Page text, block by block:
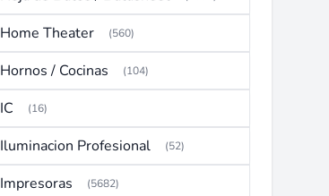
Home Theater (560)
Hornos / Cocinas (104)
IC (16)
Iluminacion Profesional (52)
Impresoras (5682)